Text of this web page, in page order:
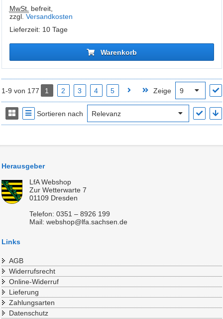
MwSt. befreit,
zzgl. Versandkosten
Lieferzeit: 10 Tage
Warenkorb
1-9 von 177 1 2 3 4 5 Zeige
Sortieren nach
Herausgeber
LfA Webshop
Zur Wetterwarte 7
01109 Dresden
Telefon: 0351 – 8926 199
Mail: webshop@lfa.sachsen.de
Links
AGB
Widerrufsrecht
Online-Widerruf
Lieferung
Zahlungsarten
Datenschutz